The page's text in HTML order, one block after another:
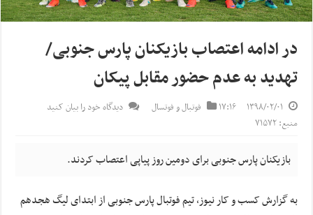
در ادامه اعتصاب بازیکنان پارس جنوبی/
تهدید به عدم حضور مقابل پیکان
۱۳۹۸/۰۲/۰۱ ۱۷:۱۶ فوتبال و فوتسال
دیدگاه خود را بیان کنید
منبع: ۷۱۵۷۲
بازیکنان پارس جنوبی برای دومین روز پیاپی اعتصاب کردند.
به گزارش کسب و کار نیوز، تیم فوتبال پارس جنوبی از ابتدای لیگ هجدهم